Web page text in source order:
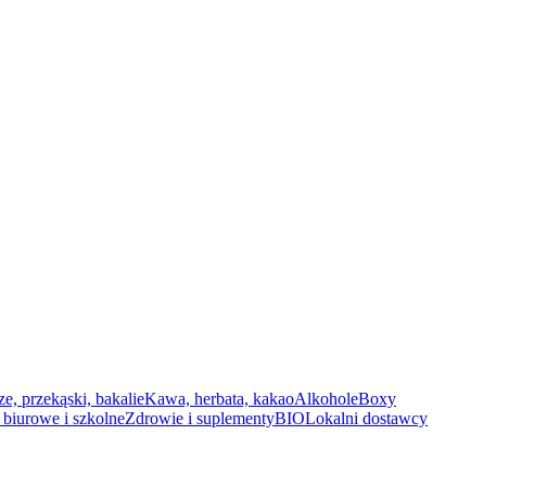
przekąski, bakalieKawa, herbata, kakaoAlkoholeBoxy
i szkolneZdrowie i suplementyBIOLokalni dostawcy